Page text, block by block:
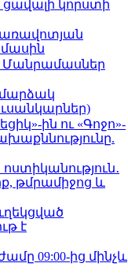
ցավալի կորստի
առավոտյան
ին ու «Գոջո»-
թմրամիջոց և
է
09:00-ից մինչև